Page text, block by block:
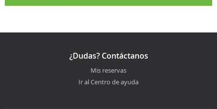
¿Dudas? Contáctanos
Mis reservas
Ir al Centro de ayuda